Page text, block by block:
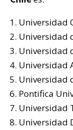
Universidad
Universidad
Universidad
Universidad
Universidad
Pontifica
Universidad
Universidad